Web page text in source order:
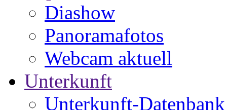
Diashow
Panoramafotos
Webcam aktuell
Unterkunft
Unterkunft-Datenbank